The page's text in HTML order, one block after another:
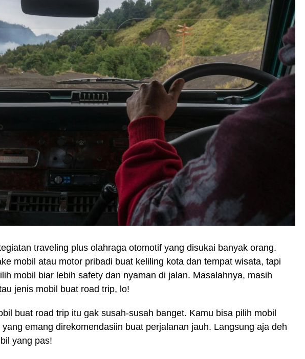
traveling plus olahraga otomotif yang disukai banyak orang.
mobil atau motor pribadi buat keliling kota dan tempat wisata, tapi
mobil biar lebih safety dan nyaman di jalan. Masalahnya, masih
jenis mobil buat road trip, lo!
buat road trip itu gak susah-susah banget. Kamu bisa pilih mobil
emang direkomendasiin buat perjalanan jauh. Langsung aja deh
yang pas!